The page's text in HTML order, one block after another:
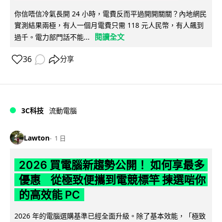
你信唔信冷氣長開 24 小時，電費反而平過開開關關？內地網民
實測結果兩極，有人一個月電費只需 118 元人民幣，有人飆到
過千。電力部門話不能...
閱讀全文
36 分享
3C科技 流動電腦
Lawton 1 日
2026 買電腦新趨勢公開！ 如何享最多
優惠 從極致便攜到電競標竿 揀選啱你
的高效能 PC
2026 年的電腦選購基準已經全面升級。除了基本效能，「極致